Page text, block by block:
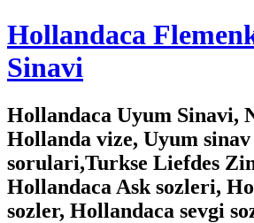
Hollandaca
Sinavi
Hollandaca Uyum Sinavi,
Hollanda vize, Uyum sinav
sorulari,Turkse Liefdes
Hollandaca Ask sozleri,
sozler, Hollandaca sevgi